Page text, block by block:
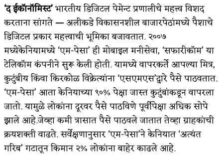
‘द ईकॉनॉमिस्ट’भारतीय डिजिटल पेमेन्ट प्रणालीचे महत्त्व विशद
करताना सांगते—अलीकडे विकासनशील बाजारपेठांमध्ये पैशाचे
डिजिटल प्रकार महत्त्वाची भूमिका बजावतात. २००७
मध्येकेनियामध्ये ‘एम-पेसा’ ही मोबाइल मनीसेवा, ‘सफारीकॉम’ या
टेलिकॉम कंपनीने सुरू केली होती. यामध्ये वापरकर्ते आपल्या मित्र,
कुटुंबीय किंवा किरकोळ विक्रेत्यांना ‘एसएमएस’द्वारे पैसे पाठवतात.
‘एम-पेसा’ आता केनियाच्या ९०% पेक्षा जास्त कुटुंबांकडून वापरला
जातो. यामुळे लोकांना दूरवर पैसे पाठविणे पूर्वीपेक्षा अधिक सोपे
झाले आहे.जेव्हा कमी त्रासात पैसे पाठवले जातात तेव्हा ग्राहकांची
क्रयशक्ती वाढते. सर्वेक्षणानुसार ‘एम-पेसा’ने केनियात ‘अत्यंत
गरिब’ गटातून किमान २% लोकांना बाहेर काढले आहे.